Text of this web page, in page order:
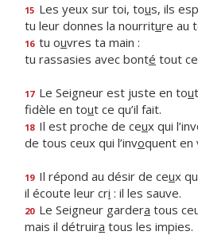
15 Les yeux sur toi, tous, ils
tu leur donnes la nourriture au
16 tu ouvres ta main :
tu rassasies avec bonté tout
17 Le Seigneur est juste en tou
fidèle en tout ce qu’il fait.
18 Il est proche de ceux qui
de tous ceux qui l’invoquent en
19 Il répond au désir de ceux
il écoute leur cri : il les sauve.
20 Le Seigneur gardera tous
mais il détruira tous les impies.